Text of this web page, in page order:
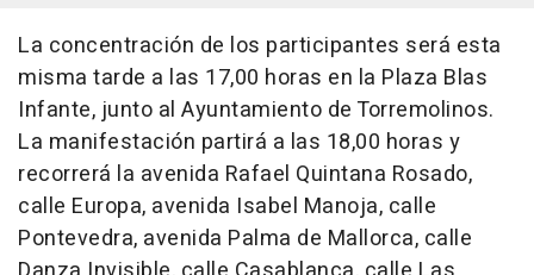
La concentración de los participantes será esta
misma tarde a las 17,00 horas en la Plaza Blas
Infante, junto al Ayuntamiento de Torremolinos.
La manifestación partirá a las 18,00 horas y
recorrerá la avenida Rafael Quintana Rosado,
calle Europa, avenida Isabel Manoja, calle
Pontevedra, avenida Palma de Mallorca, calle